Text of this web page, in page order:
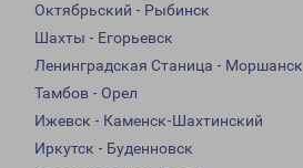
Октябрьский - Рыбинск
Шахты - Егорьевск
Ленинградская Станица - Моршанск
Тамбов - Орел
Ижевск - Каменск-Шахтинский
Иркутск - Буденновск